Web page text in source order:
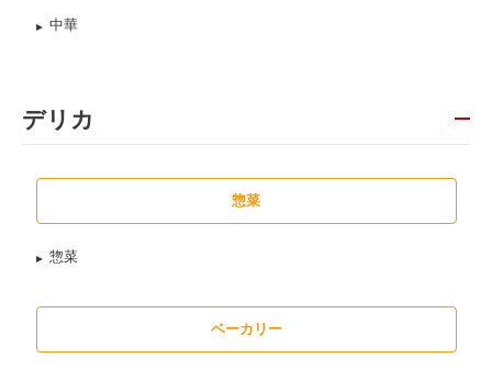
中華
デリカ
惣菜
惣菜
ベーカリー